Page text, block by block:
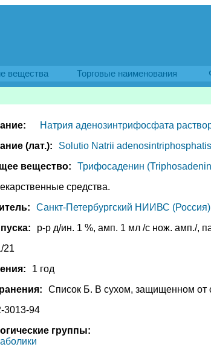
вещества Торговые наименования
Натрия аденозинтрифосфата
(лат.):
Solutio Natrii
вещество:
Трифосаденин
средства.
Санкт-Петербургский НИИВС (Россия)
р-р д/ин. 1 %, амп. 1 мл /с нож. амп./,
21
1 год
Список Б. В сухом, защищенном от
3013-94
группы: